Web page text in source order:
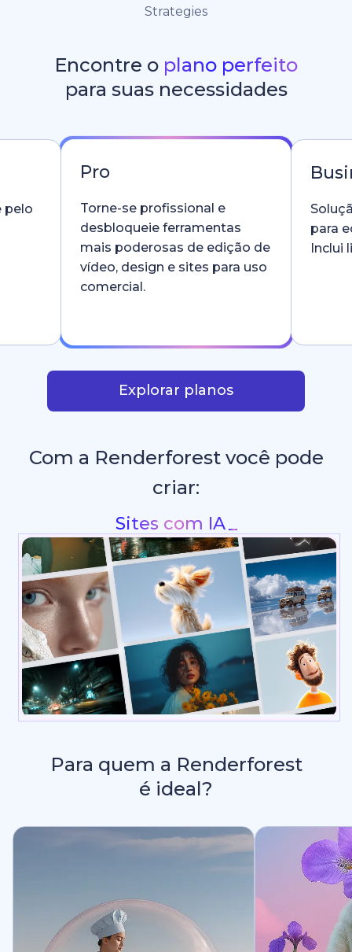
Strategies
Encontre o plano perfeito
para suas necessidades
pelo
Pro
Torne-se profissional e
desbloqueie ferramentas
mais poderosas de edição de
vídeo, design e sites para uso
comercial.
para
Inclui
Explorar planos
Com a Renderforest você pode
criar:
Intros e Animações de Logo
Para quem a Renderforest
é ideal?